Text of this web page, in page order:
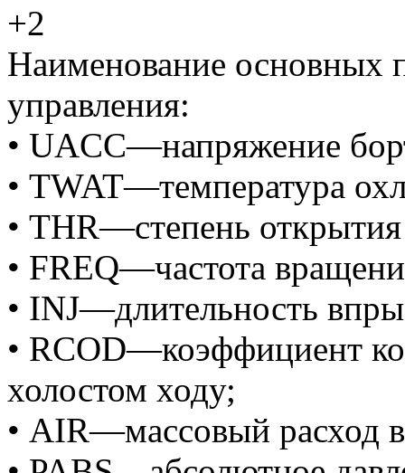
+2
Наименование основных
управления:
• UACC—напряжение
• TWAT—температура
• THR—степень
• FREQ—частота
• INJ—длительность
• RCOD—коэффициент
холостом ходу;
• AIR—массовый расход